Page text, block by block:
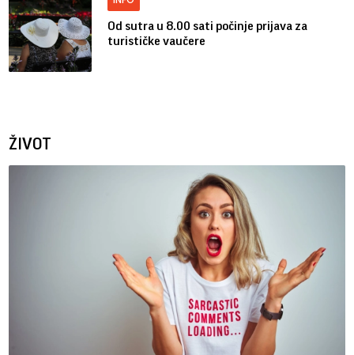
Od sutra u 8.00 sati počinje prijava za
turističke vaučere
ŽIVOT